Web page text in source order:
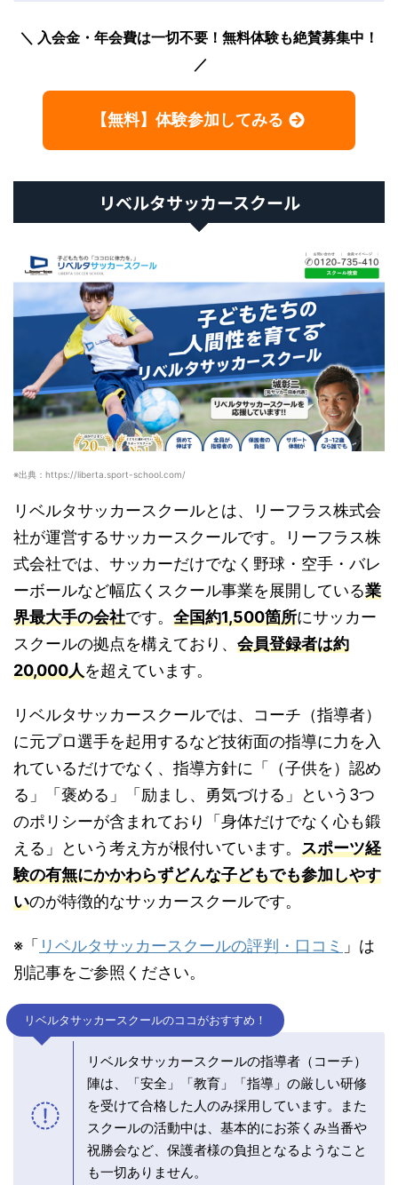
入会金・年会費は一切不要！無料体験も絶賛募集中！
【無料】体験参加してみる
リベルタサッカースクール
※出典：https://liberta.sport-school.com/
リベルタサッカースクールとは、リーフラス株式会
社が運営するサッカースクールです。リーフラス株
式会社では、サッカーだけでなく野球・空手・バレ
ーボールなど幅広くスクール事業を展開している業
界最大手の会社です。 全国約1,500箇所にサッカー
スクールの拠点を構えており、 会員登録者は約
20,000人を超えています。
リベルタサッカースクールでは、コーチ（指導者）
に元プロ選手を起用するなど技術面の指導に力を入
れているだけでなく、指導方針に「（子供を）認め
る」「褒める」「励まし、勇気づける」という3つ
のポリシーが含まれており「身体だけでなく心も鍛
える」という考え方が根付いています。 スポーツ経
験の有無にかかわらずどんな子どもでも参加しやす
いのが特徴的なサッカースクールです。
※「 リベルタサッカースクールの評判・口コミ 」は
別記事をご参照ください。
リベルタサッカースクールのココがおすすめ！
リベルタサッカースクールの指導者（コーチ）
陣は、「安全」「教育」「指導」の厳しい研修
を受けて合格した人のみ採用しています。また
スクールの活動中は、基本的にお茶くみ当番や
祝勝会など、保護者様の負担となるようなこと
も一切ありません。